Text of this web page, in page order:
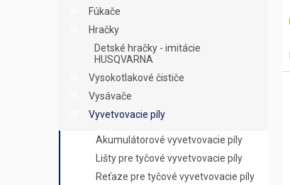
Fúkače
Hračky
Detské hračky - imitácie
HUSQVARNA
Vysokotlakové čističe
Vysávače
Vyvetvovacie píly
Akumulátorové vyvetvovacie píly
Lišty pre tyčové vyvetvovacie píly
Reťaze pre tyčové vyvetvovacie píly